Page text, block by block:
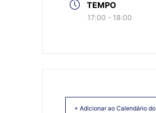
TEMPO
17:00 - 18:00
+ Adicionar ao Calendário do